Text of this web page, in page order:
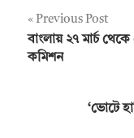
Post
navigation
Previous Post
বাংলায় ২৭ মার্চ
কমিশন
‘ভোটে